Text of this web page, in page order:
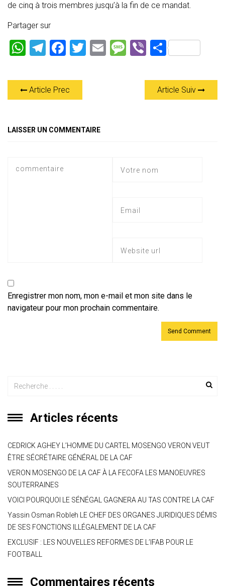
de cinq à trois membres jusqu’à la fin de ce mandat.
Partager sur
W
at
s
p
T
e
gr
m
F
ce
b
ok
T
E
M Vi
er
P
ta
g
Article Prec Article Suiv
LAISSER UN COMMENTAIRE
Enregistrer mon nom, mon e-mail et mon site dans le
navigateur pour mon prochain commentaire.
Articles récents
CEDRICK AGHEY L’HOMME DU CARTEL MOSENGO VERON VEUT
ÊTRE SÉCRÉTAIRE GÉNÉRAL DE LA CAF
VERON MOSENGO DE LA CAF À LA FECOFA LES MANOEUVRES
SOUTERRAINES
VOICI POURQUOI LE SÉNÉGAL GAGNERA AU TAS CONTRE LA CAF
Yassin Osman Robleh LE CHEF DES ORGANES JURIDIQUES DÉMIS
DE SES FONCTIONS ILLÉGALEMENT DE LA CAF
EXCLUSIF : LES NOUVELLES REFORMES DE L’IFAB POUR LE
FOOTBALL
Commentaires récents